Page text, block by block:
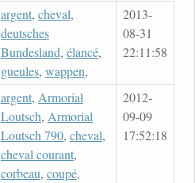
argent, cheval,
deutsches
Bundesland, élancé,
gueules, wappen,
2013-
08-31
22:11:58
argent, Armorial
Loutsch, Armorial
Loutsch 790, cheval,
cheval courant,
corbeau, coupé,
2012-
09-09
17:52:18